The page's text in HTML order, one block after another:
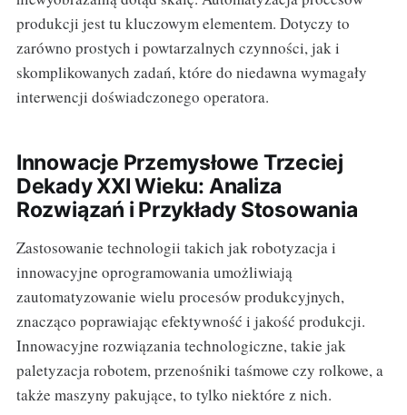
produkcji jest tu kluczowym elementem. Dotyczy to
zarówno prostych i powtarzalnych czynności, jak i
skomplikowanych zadań, które do niedawna wymagały
interwencji doświadczonego operatora.
Innowacje Przemysłowe Trzeciej
Dekady XXI Wieku: Analiza
Rozwiązań i Przykłady Stosowania
Zastosowanie technologii takich jak robotyzacja i
innowacyjne oprogramowania umożliwiają
zautomatyzowanie wielu procesów produkcyjnych,
znacząco poprawiając efektywność i jakość produkcji.
Innowacyjne rozwiązania technologiczne, takie jak
paletyzacja robotem, przenośniki taśmowe czy rolkowe, a
także maszyny pakujące, to tylko niektóre z nich.